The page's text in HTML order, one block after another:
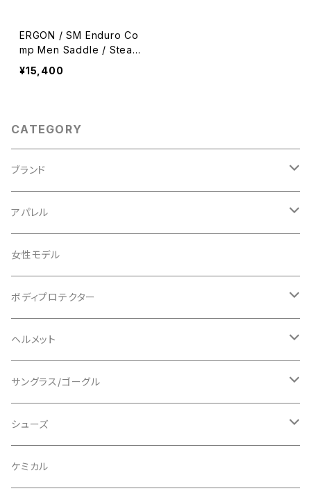
ERGON / SM Enduro Co
mp Men Saddle / Stealt
h
¥15,400
CATEGORY
ブランド
ABUS/アブス
ADEPT/アデプト
AENOMALY/アエノマリー
ALL MOUNTAIN STYLE
AVID/アヴィド
BAR MITTS/バーミッツ
BAZOOKA/バズーカ
アパレル
Tシャツ
ジャージ
ロングスリーブ
ショートスリーブ
ジャケット
ショーツ
ビブタイプ
パンツ / タイツ
上下セット
女性モデル
ボディプロテクター
エルボー/肘
ニー/膝
その他
ヘルメット
ロード
マウンテンバイク
フルフェイス
サングラス/ゴーグル
アクセサリー
シューズ
ロード
ケミカル